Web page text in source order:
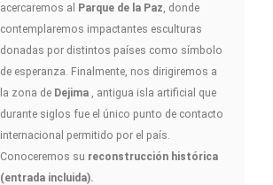
acercaremos al Parque de la Paz, donde
contemplaremos impactantes esculturas
donadas por distintos países como símbolo
de esperanza. Finalmente, nos dirigiremos a
la zona de Dejima , antigua isla artificial que
durante siglos fue el único punto de contacto
internacional permitido por el país.
Conoceremos su reconstrucción histórica
(entrada incluida).